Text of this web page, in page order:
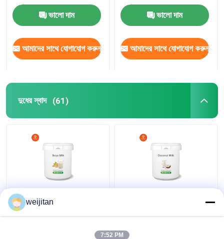
ভালো দাম
আমাদের সাথে যোগাযোগ করুন
ভালো দাম
আমাদের সাথে যোগাযোগ করুন
দুধের স্বাদ (61)
খাদ্য সংযোজন সয়া দুধ স্বাদ জল /
তেল-সমাধানযোগ্য পাউডার
weijitan
7:52 PM